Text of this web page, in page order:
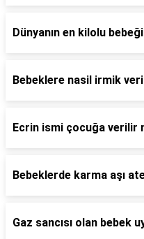
Dünyanın en kilolu
Bebeklere nasil irmik
Ecrin ismi çocuğa verilir
Bebeklerde karma aşı
Gaz sancısı olan bebek